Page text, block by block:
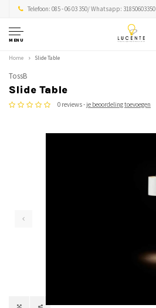
Telefoon: 085 - 06 03 350/ Whatsapp: 31850603350
MENU
Home Slide Table
TossB
Slide Table
0 reviews - je beoordeling toevoegen